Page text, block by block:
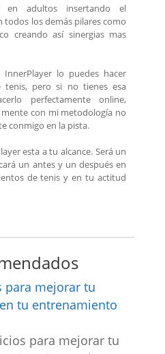
adultos insertando el
los demás pilares como
creando así sinergias mas
lo puedes hacer
pero si no tienes esa
perfectamente online,
con mi metodología no
conmigo en la pista.
esta a tu alcance. Será un
un antes y un después en
de tenis y en tu actitud
para mejorar tu
tu entrenamiento
para mejorar tu